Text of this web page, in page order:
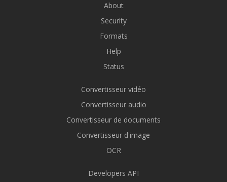
About
Security
Formats
Help
Status
Convertisseur vidéo
Convertisseur audio
Convertisseur de documents
Convertisseur d'image
OCR
Developers API